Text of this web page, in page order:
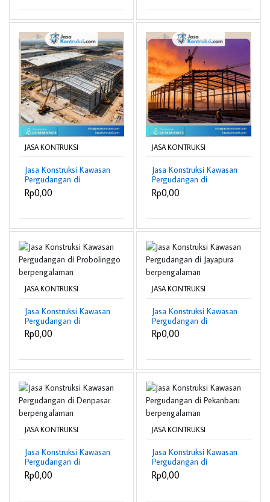
JASA KONTRUKSI
Jasa Konstruksi Kawasan
Pergudangan di
Indramayu
berpengalaman
Rp0,00
JASA KONTRUKSI
Jasa Konstruksi Kawasan
Pergudangan di
Purwokerto
berpengalaman
Rp0,00
JASA KONTRUKSI
Jasa Konstruksi Kawasan
Pergudangan di
Probolinggo
berpengalaman
Rp0,00
JASA KONTRUKSI
Jasa Konstruksi Kawasan
Pergudangan di
Jayapura berpengalaman
Rp0,00
JASA KONTRUKSI
Jasa Konstruksi Kawasan
Pergudangan di
Denpasar
berpengalaman
Rp0,00
JASA KONTRUKSI
Jasa Konstruksi Kawasan
Pergudangan di
Pekanbaru
berpengalaman
Rp0,00